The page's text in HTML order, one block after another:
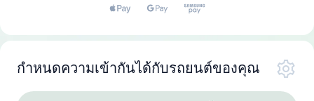
กำหนดความเข้ากันได้กับรถยนต์ของคุณ